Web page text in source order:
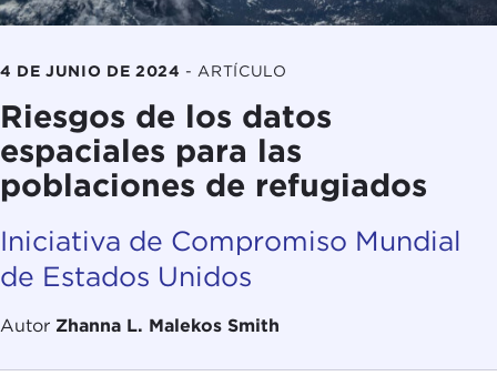
4 DE JUNIO DE 2024 - ARTÍCULO
Riesgos de los datos
espaciales para las
poblaciones de refugiados
Iniciativa de Compromiso Mundial
de Estados Unidos
Autor Zhanna L. Malekos Smith